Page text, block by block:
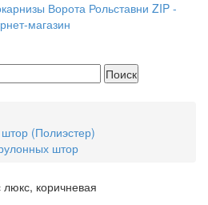
Ворота Рольставни ZIP -
магазин
(Полиэстер)
штор
коричневая